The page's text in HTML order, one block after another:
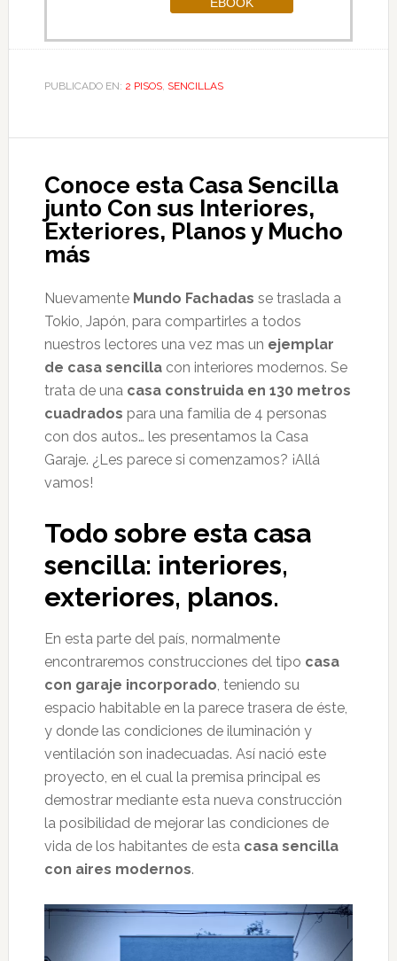
PUBLICADO EN: 2 PISOS, SENCILLAS
Conoce esta Casa Sencilla
junto Con sus Interiores,
Exteriores, Planos y Mucho
más
Nuevamente Mundo Fachadas se traslada a
Tokio, Japón, para compartirles a todos
nuestros lectores una vez mas un ejemplar
de casa sencillacon interiores modernos. Se
trata de una casa construida en 130 metros
cuadrados para una familia de 4 personas
con dos autos… les presentamos la Casa
Garaje. ¿Les parece si comenzamos? ¡Allá
vamos!
Todo sobre esta casa
sencilla: interiores,
exteriores, planos.
En esta parte del país, normalmente
encontraremos construcciones del tipo casa
con garaje incorporado, teniendo su
espacio habitable en la parece trasera de éste,
y donde las condiciones de iluminación y
ventilación son inadecuadas. Así nació este
proyecto, en el cual la premisa principal es
demostrar mediante esta nueva construcción
la posibilidad de mejorar las condiciones de
vida de los habitantes de esta casa sencilla
con aires modernos.